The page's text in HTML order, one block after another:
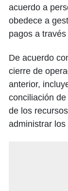
acuerdo a
obedece a
pagos a
De acuerdo
cierre de
anterior,
conciliación
de los
administrar los